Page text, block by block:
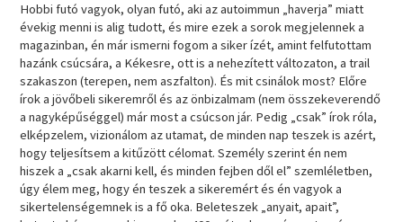
Hobbi futó vagyok, olyan futó, aki az autoimmun „haverja” miatt
évekig menni is alig tudott, és mire ezek a sorok megjelennek a
magazinban, én már ismerni fogom a siker ízét, amint felfutottam
hazánk csúcsára, a Kékesre, ott is a nehezített változaton, a trail
szakaszon (terepen, nem aszfalton). És mit csinálok most? Előre
írok a jövőbeli sikeremről és az önbizalmam (nem összekeverendő
a nagyképűséggel) már most a csúcson jár. Pedig „csak” írok róla,
elképzelem, vizionálom az utamat, de minden nap teszek is azért,
hogy teljesítsem a kitűzött célomat. Személy szerint én nem
hiszek a „csak akarni kell, és minden fejben dől el” szemléletben,
úgy élem meg, hogy én teszek a sikeremért és én vagyok a
sikertelenségemnek is a fő oka. Beleteszek „anyait, apait”,